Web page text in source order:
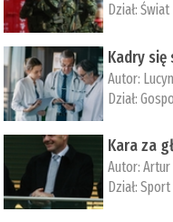
Dział:Świat
Kadry
Autor:
Dział:
Kara za
Autor:Artur
Dział:Sport